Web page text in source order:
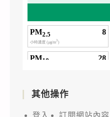
其他操作
登入
訂閱網站內